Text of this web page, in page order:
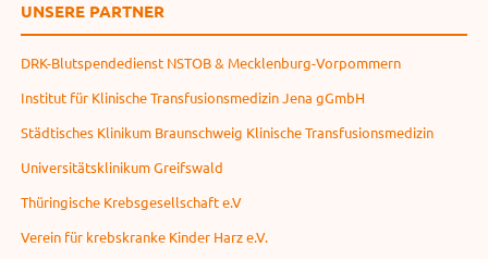
UNSERE PARTNER
DRK-Blutspendedienst NSTOB & Mecklenburg-Vorpommern
Institut für Klinische Transfusionsmedizin Jena gGmbH
Städtisches Klinikum Braunschweig Klinische Transfusionsmedizin
Universitätsklinikum Greifswald
Thüringische Krebsgesellschaft e.V
Verein für krebskranke Kinder Harz e.V.